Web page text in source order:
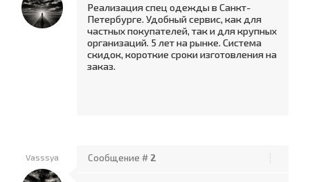
Реализация спец одежды в Санкт-
Петербурге. Удобный сервис, как для
частных покупателей, так и для крупных
организаций. 5 лет на рынке. Система
скидок, короткие сроки изготовления на
заказ.
Vasssya Сообщение # 2